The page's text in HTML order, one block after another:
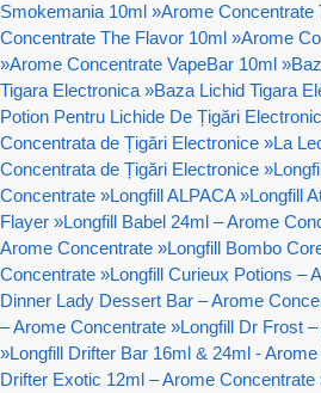
Smokemania 10ml »Arome Concentrate
Concentrate The Flavor 10ml »Arome
»Arome Concentrate VapeBar 10ml »
Tigara Electronica »Baza Lichid Tigara
Potion Pentru Lichide De Țigări
Concentrata de Țigări Electronice »La
Concentrata de Țigări Electronice »
Concentrate »Longfill ALPACA »Longfill
Flayer »Longfill Babel 24ml – Arome
Arome Concentrate »Longfill Bombo
Concentrate »Longfill Curieux Potions –
Dinner Lady Dessert Bar – Arome
– Arome Concentrate »Longfill Dr Frost
»Longfill Drifter Bar 16ml & 24ml -
Drifter Exotic 12ml – Arome Concentrate